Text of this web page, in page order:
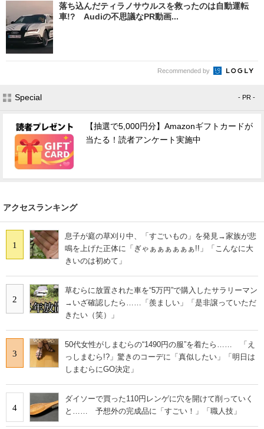
落ち込んだティラノサウルスを救ったのは自動運転
車!? Audiの不思議なPR動画...
Recommended by
Special - PR -
【抽選で5,000円分】Amazonギフトカードが
当たる！読者アンケート実施中
アクセスランキング
1
息子が庭の草刈り中、「すごいもの」を発見→家族が悲
鳴を上げた正体に「ぎゃぁぁぁぁぁぁ!!」「こんなに大
きいのは初めて」
2
草むらに放置された車を“5万円”で購入したサラリーマン
→いざ確認したら……「羨ましい」「是非譲っていただ
きたい（笑）」
3
50代女性がしまむらの“1490円の服”を着たら…… 「え
っしまむら!?」驚きのコーデに「真似したい」「明日は
しまむらにGO決定」
4
ダイソーで買った110円レンゲに穴を開けて削っていく
と…… 予想外の完成品に「すごい！」「職人技」